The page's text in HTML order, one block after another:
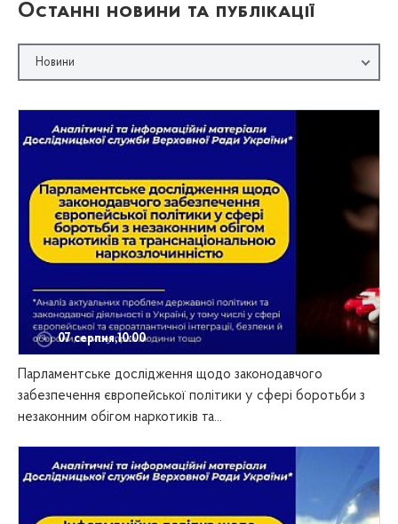
Останні новини та публікації
Новини
07 серпня,10:00
Парламентське дослідження щодо законодавчого
забезпечення європейської політики у сфері боротьби з
незаконним обігом наркотиків та...